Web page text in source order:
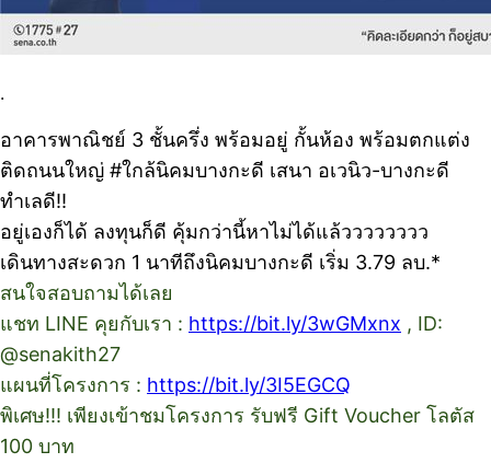
.
อาคารพาณิชย์ 3 ชั้นครึ่ง พร้อมอยู่ กั้นห้อง พร้อมตกแต่ง
ติดถนนใหญ่ #ใกล้นิคมบางกะดี เสนา อเวนิว-บางกะดี
ทำเลดี‼
อยู่เองก็ได้ ลงทุนก็ดี คุ้มกว่านี้หาไม่ได้แล้วววววววว
เดินทางสะดวก 1 นาทีถึงนิคมบางกะดี เริ่ม 3.79 ลบ.*
สนใจสอบถามได้เลย
แชท LINE คุยกับเรา : https://bit.ly/3wGMxnx , ID:
@senakith27
แผนที่โครงการ : https://bit.ly/3I5EGCQ
พิเศษ!!! เพียงเข้าชมโครงการ รับฟรี Gift Voucher โลตัส
100 บาท